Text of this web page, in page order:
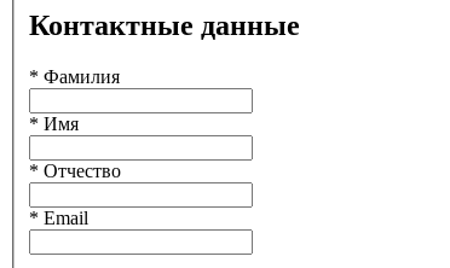
Контактные данные
* Фaмилия
* Имя
* Отчество
* Email